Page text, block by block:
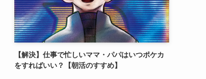
【解決】仕事で忙しいママ・パパはいつポケカ
をすればいい？【朝活のすすめ】